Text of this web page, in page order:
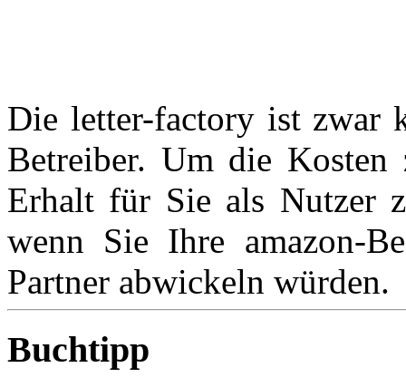
Die letter-factory ist zwar
Betreiber. Um die Kosten
Erhalt für Sie als Nutzer
wenn Sie Ihre amazon-
Partner abwickeln würden.
Buchtipp